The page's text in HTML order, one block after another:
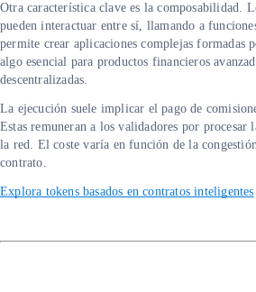
Otra característica clave es la composabilidad.
pueden interactuar entre sí, llamando a
permite crear aplicaciones complejas formadas
algo esencial para productos financieros
descentralizadas.
La ejecución suele implicar el pago de
Estas remuneran a los validadores por procesar
la red. El coste varía en función de la
contrato.
Explora tokens basados en contratos inteligentes